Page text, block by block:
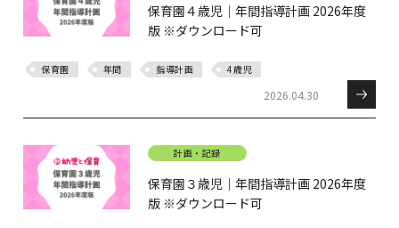
保育園４歳児｜年間指導計画 2026年度
版 ※ダウンロード可
保育園 年間 指導計画 4歳児
2026.04.30
計画・記録
保育園３歳児｜年間指導計画 2026年度
版 ※ダウンロード可